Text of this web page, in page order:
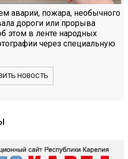
аварии, пожара, необычного
дороги или прорыва
этом в ленте народных
через специальную
НОВОСТЬ